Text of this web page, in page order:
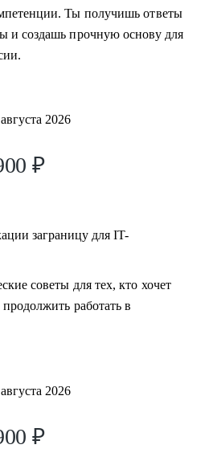
Ты получишь ответы
и создашь прочную основу для
2026
₽
заграницу для IT-
советы для тех, кто хочет
работать в
2026
₽